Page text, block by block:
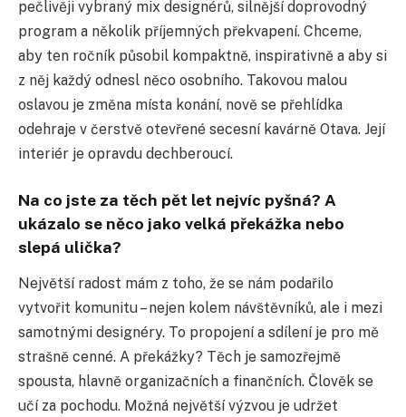
pečlivěji vybraný mix designérů, silnější doprovodný
program a několik příjemných překvapení. Chceme,
aby ten ročník působil kompaktně, inspirativně a aby si
z něj každý odnesl něco osobního. Takovou malou
oslavou je změna místa konání, nově se přehlídka
odehraje v čerstvě otevřené secesní kavárně Otava. Její
interiér je opravdu dechberoucí.
Na co jste za těch pět let nejvíc pyšná? A
ukázalo se něco jako velká překážka nebo
slepá ulička?
Největší radost mám z toho, že se nám podařilo
vytvořit komunitu – nejen kolem návštěvníků, ale i mezi
samotnými designéry. To propojení a sdílení je pro mě
strašně cenné. A překážky? Těch je samozřejmě
spousta, hlavně organizačních a finančních. Člověk se
učí za pochodu. Možná největší výzvou je udržet